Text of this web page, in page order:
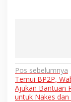
Navigasi
pos
Pos sebelumnya
Temui BP2P,
Ajukan Bantuan
untuk Nakes dan